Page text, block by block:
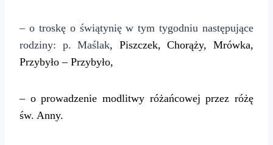
– o troskę o świątynię w tym tygodniu następujące
rodziny: p. Maślak, Piszczek, Chorąży, Mrówka,
Przybyło – Przybyło,
– o prowadzenie modlitwy różańcowej przez różę
św. Anny.